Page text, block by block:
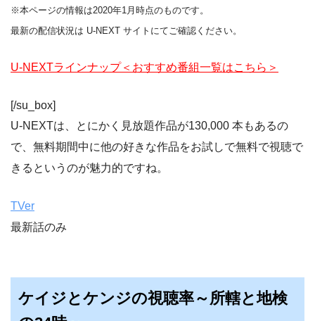
※本ページの情報は2020年1月時点のものです。
最新の配信状況は U-NEXT サイトにてご確認ください。
U-NEXTラインナップ＜おすすめ番組一覧はこちら＞
[/su_box]
U-NEXTは、とにかく見放題作品が130,000 本もあるの
で、無料期間中に他の好きな作品をお試しで無料で視聴で
きるというのが魅力的ですね。
TVer
最新話のみ
ケイジとケンジの視聴率～所轄と地検